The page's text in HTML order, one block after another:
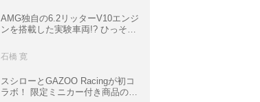
AMG独自の6.2リッターV10エンジ
ンを搭載した実験車両!? ひっそり
P900 プロトタイプ」とは
石橋 寛
スシローとGAZOO Racingが初コ
ラボ！ 限定ミニカー付き商品の